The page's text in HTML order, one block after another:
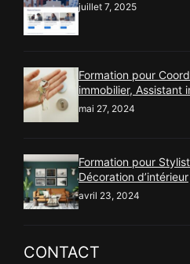
juillet 7, 2025
Formation pour
immobilier, Assistant
mai 27, 2024
Formation pour
Décoration d’intérieur
avril 23, 2024
CONTACT